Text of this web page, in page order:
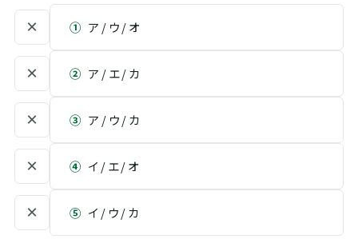
× ① ア / ウ / オ
× ② ア / エ / カ
× ③ ア / ウ / カ
× ④ イ / エ / オ
× ⑤ イ / ウ / カ